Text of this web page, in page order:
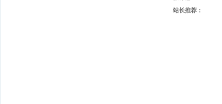
站长推荐：